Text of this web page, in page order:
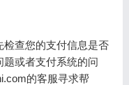
查您的支付信息是否
或者支付系统的问
的客服寻求帮